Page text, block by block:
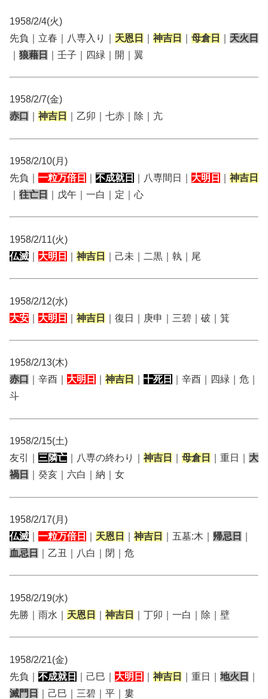
1958/2/4(火)
先負｜立春｜八専入り｜ 天恩日 神吉日 母倉日
天火日
狼藉日 ｜壬子｜四緑｜開｜翼
1958/2/7(金)
赤口
神吉日 ｜乙卯｜七赤｜除｜亢
1958/2/10(月)
先負｜ 一粒万倍日 不成就日 ｜八専間日｜ 大明日
神吉日
往亡日 ｜戊午｜一白｜定｜心
1958/2/11(火)
仏滅
大明日 神吉日 ｜己未｜二黒｜執｜尾
1958/2/12(水)
大安
大明日 神吉日 ｜復日｜庚申｜三碧｜破｜箕
1958/2/13(木)
赤口
｜辛酉｜ 大明日 神吉日 十死日
｜辛酉｜四緑｜危｜
斗
1958/2/15(土)
友引｜ 三隣亡 ｜八専の終わり｜ 神吉日 母倉日 ｜重日｜ 大
禍日
｜癸亥｜六白｜納｜女
1958/2/17(月)
仏滅
一粒万倍日 天恩日 神吉日 ｜五墓:木｜ 帰忌日
血忌日
｜乙丑｜八白｜閉｜危
1958/2/19(水)
先勝｜雨水｜ 天恩日 神吉日 ｜丁卯｜一白｜除｜壁
1958/2/21(金)
先負｜ 不成就日 ｜己巳｜ 大明日 神吉日 ｜重日｜ 地火日
滅門日
｜己巳｜三碧｜平｜婁